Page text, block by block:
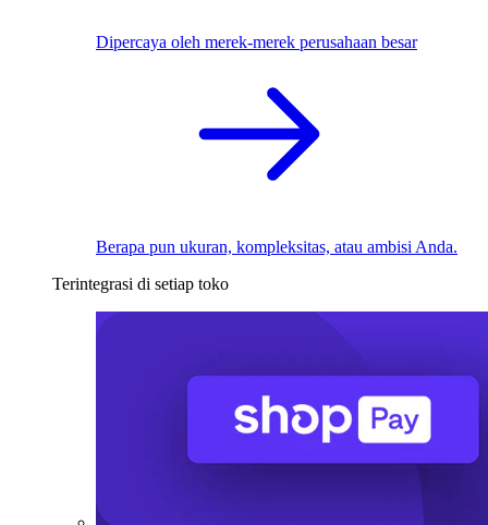
Dipercaya oleh merek-merek perusahaan besar
Berapa pun ukuran, kompleksitas, atau ambisi Anda.
Terintegrasi di setiap toko